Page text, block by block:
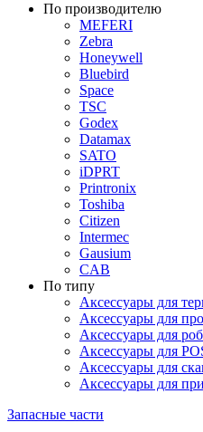
По производителю
MEFERI
Zebra
Honeywell
Bluebird
Space
TSC
Godex
Datamax
SATO
iDPRT
Printronix
Toshiba
Citizen
Intermec
Gausium
CAB
По типу
Аксессуары для
Аксессуары для
Аксессуары для
Аксессуары для
Аксессуары для
Аксессуары для
Запасные части